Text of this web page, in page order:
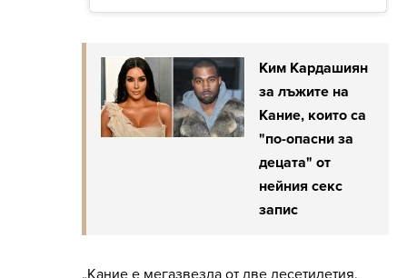
Ким Кардашиян
за лъжите на
Кание, които са
"по-опасни за
децата" от
нейния секс
запис
„Кание е мегазвезда от две десетилетия,